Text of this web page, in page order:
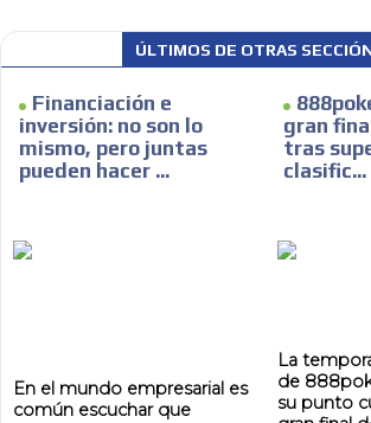
ÚLTIMOS DE OTRAS
Financiación e
inversión: no son lo
mismo, pero juntas
pueden hacer ...
En el mundo empresarial es
común escuchar que
gran
tras
clasific...
La
de
su punto